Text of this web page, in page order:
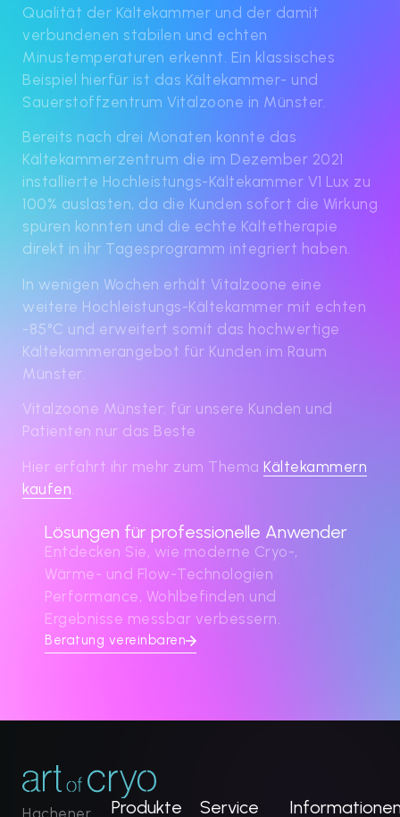
Qualität der Kältekammer und der damit
verbundenen stabilen und echten
Minustemperaturen erkennt. Ein klassisches
Beispiel hierfür ist das Kältekammer- und
Sauerstoffzentrum Vitalzoone in Münster.
Bereits nach drei Monaten konnte das
Kältekammerzentrum die im Dezember 2021
installierte Hochleistungs-Kältekammer V1 Lux zu
100% auslasten, da die Kunden sofort die Wirkung
spüren konnten und die echte Kältetherapie
direkt in ihr Tagesprogramm integriert haben.
In wenigen Wochen erhält Vitalzoone eine
weitere Hochleistungs-Kältekammer mit echten
-85°C und erweitert somit das hochwertige
Kältekammerangebot für Kunden im Raum
Münster.
Vitalzoone Münster: für unsere Kunden und
Patienten nur das Beste
Hier erfahrt ihr mehr zum Thema Kältekammern
kaufen
Lösungen für professionelle Anwender
Entdecken Sie, wie moderne Cryo-,
Wärme- und Flow-Technologien
Performance, Wohlbefinden und
Ergebnisse messbar verbessern.
Beratung vereinbaren
Produkte Service